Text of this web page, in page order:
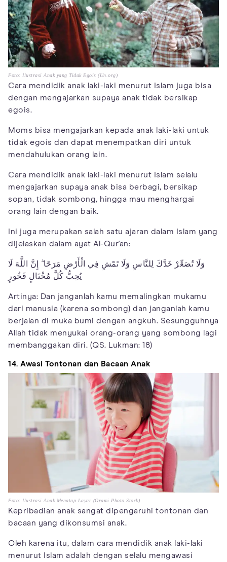
Foto: Ilustrasi Anak yang Tidak Egois (Un.org)
Cara mendidik anak laki-laki menurut Islam juga bisa
dengan mengajarkan supaya anak tidak bersikap
egois.
Moms bisa mengajarkan kepada anak laki-laki untuk
tidak egois dan dapat menempatkan diri untuk
mendahulukan orang lain.
Cara mendidik anak laki-laki menurut Islam selalu
mengajarkan supaya anak bisa berbagi, bersikap
sopan, tidak sombong, hingga mau menghargai
orang lain dengan baik.
Ini juga merupakan salah satu ajaran dalam Islam yang
dijelaskan dalam ayat Al-Qur'an:
وَلَا تُصَعِّرْ خَدَّكَ لِلنَّاسِ وَلَا تَمْشِ فِي الْأَرْضِ مَرَحًا ۖ إِنَّ اللَّهَ لَا
يُحِبُّ كُلَّ مُخْتَالٍ فَخُورٍ
Artinya: Dan janganlah kamu memalingkan mukamu
dari manusia (karena sombong) dan janganlah kamu
berjalan di muka bumi dengan angkuh. Sesungguhnya
Allah tidak menyukai orang-orang yang sombong lagi
membanggakan diri. (QS. Lukman: 18)
14. Awasi Tontonan dan Bacaan Anak
Foto: Ilustrasi Anak Menatap Layar (Orami Photo Stock)
Kepribadian anak sangat dipengaruhi tontonan dan
bacaan yang dikonsumsi anak.
Oleh karena itu, dalam cara mendidik anak laki-laki
menurut Islam adalah dengan selalu mengawasi